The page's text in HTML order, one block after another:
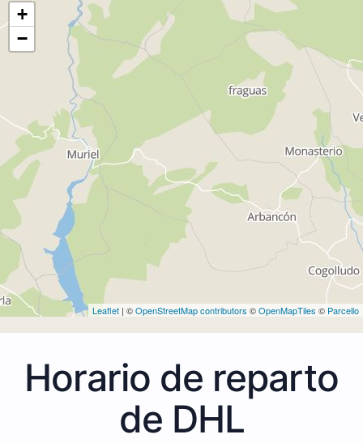
+
−
Leaflet | ©OpenStreetMap contributors ©OpenMapTiles © Parcello
Horario de reparto
de DHL